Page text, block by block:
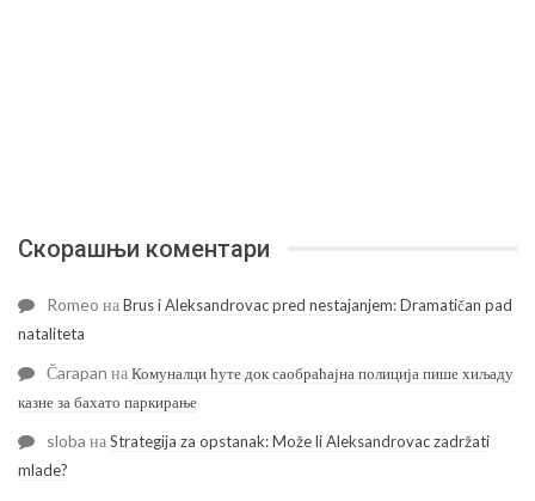
Скорашњи коментари
Romeo наBrus i Aleksandrovac pred nestajanjem: Dramatičan pad
nataliteta
Čarapan наКомуналци ћуте док саобраћајна полиција пише хиљаду
казне за бахато паркирање
sloba наStrategija za opstanak: Može li Aleksandrovac zadržati
mlade?